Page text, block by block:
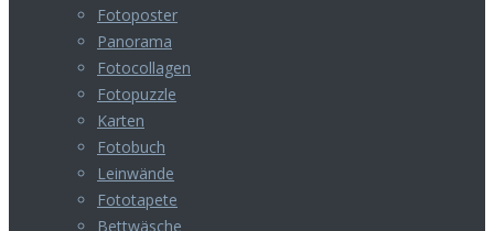
Fotoposter
Panorama
Fotocollagen
Fotopuzzle
Karten
Fotobuch
Leinwände
Fototapete
Bettwäsche